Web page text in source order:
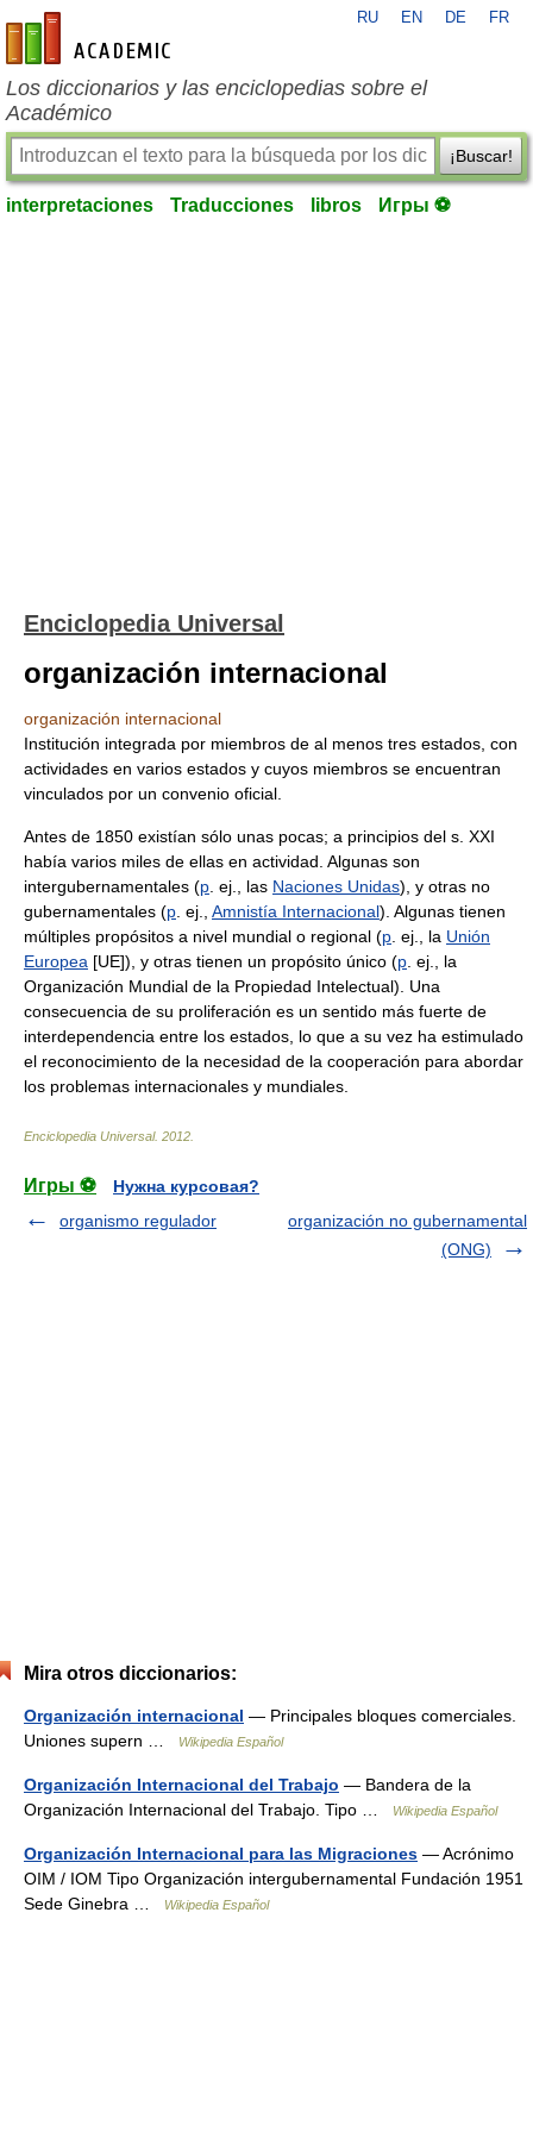
es-academic.com
RU EN DE FR
Los diccionarios y las enciclopedias sobre el
Académico
¡Buscar!
interpretaciones Traducciones libros Игры ⚽
Enciclopedia Universal
organización internacional
organización internacional
Institución integrada por miembros de al menos tres estados, con
actividades en varios estados y cuyos miembros se encuentran
vinculados por un convenio oficial.
Antes de 1850 existían sólo unas pocas; a principios del s. XXI
había varios miles de ellas en actividad. Algunas son
intergubernamentales (p . ej., las Naciones Unidas), y otras no
gubernamentales (p . ej., Amnistía Internacional). Algunas tienen
múltiples propósitos a nivel mundial o regional (p . ej., la Unión
Europea [UE]), y otras tienen un propósito único (p . ej., la
Organización Mundial de la Propiedad Intelectual). Una
consecuencia de su proliferación es un sentido más fuerte de
interdependencia entre los estados, lo que a su vez ha estimulado
el reconocimiento de la necesidad de la cooperación para abordar
los problemas internacionales y mundiales.
Enciclopedia Universal. 2012
Игры ⚽
Нужна курсовая?
organismo regulador
organización no gubernamental
(ONG)
Mira otros diccionarios:
Organización internacional — Principales bloques comerciales.
Uniones supern …
Wikipedia Español
Organización Internacional del Trabajo — Bandera de la
Organización Internacional del Trabajo. Tipo …
Wikipedia Español
Organización Internacional para las Migraciones — Acrónimo
OIM / IOM Tipo Organización intergubernamental Fundación 1951
Sede Ginebra …
Wikipedia Español